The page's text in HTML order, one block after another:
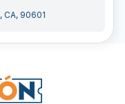
, CA, 90601